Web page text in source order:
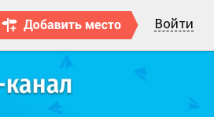
Войти